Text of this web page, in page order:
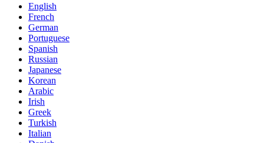
English
French
German
Portuguese
Spanish
Russian
Japanese
Korean
Arabic
Irish
Greek
Turkish
Italian